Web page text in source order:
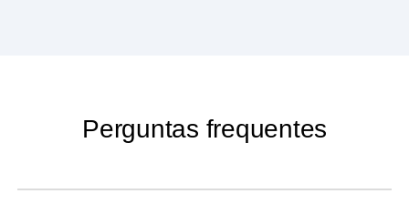
Perguntas frequentes